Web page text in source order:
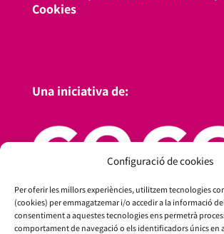
Configuració de cookies
Per oferir les millors experiències, utilitzem tecnologies
(cookies) per emmagatzemar i/o accedir a la informació
consentiment a aquestes tecnologies ens permetrà
comportament de navegació o els identificadors únics en
Cookies
Una iniciativa de: